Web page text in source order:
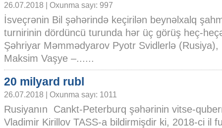
26.07.2018 | Oxunma sayı: 997
İsveçrənin Bil şəhərində keçirilən beynəlxalq
turnirinin dördüncü turunda hər üç görüş heç-
Şəhriyar Məmmədyarov Pyotr Svidlerlə
Maksim Vaşye –......
20 milyard rubl
26.07.2018 | Oxunma sayı: 1011
Rusiyanın Cankt-Peterburq şəhərinin vitse-
Vladimir Kirillov TASS-a bildirmişdir ki, 2018-ci il